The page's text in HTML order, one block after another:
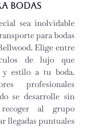
Bodas
sea inolvidable
para bodas
Elige entre
de lujo que
y estilo a tu boda.
profesionales
se desarrolle sin
recoger al grupo
llegadas puntuales